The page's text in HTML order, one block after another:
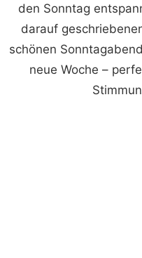
den Sonntag
darauf
schönen
neue Woche –